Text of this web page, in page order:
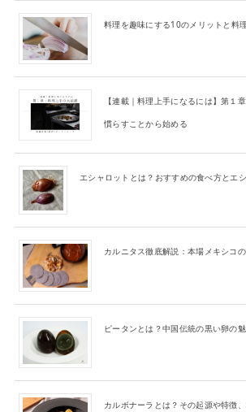
料理を趣味にする10のメリットと料
【連載｜料理上手になるには】第１
慣らすことから始める
エシャロットとは？おすすめの食べ方とエ
カルニタス徹底解説：本場メキシコ
ピータンとは？中国伝統の黒い卵の
カルボナーラとは？その起源や特徴